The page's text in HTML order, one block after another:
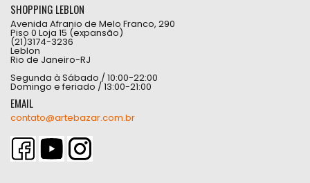
SHOPPING LEBLON
Avenida Afranio de Melo Franco, 290
Piso 0 Loja 15 (expansão)
(21)3174-3236
Leblon
Rio de Janeiro-RJ
Segunda à Sábado / 10:00-22:00
Domingo e feriado / 13:00-21:00
EMAIL
contato@artebazar.com.br